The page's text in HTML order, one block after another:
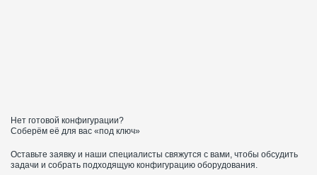
Нет готовой конфигурации?
Соберём её для вас «под ключ»
Оставьте заявку и наши специалисты свяжутся с вами, чтобы обсудить
задачи и собрать подходящую конфигурацию оборудования.